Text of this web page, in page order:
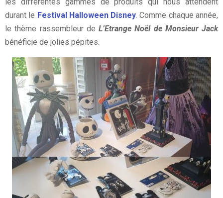
durant le Festival Halloween Disney . Comme chaque année,
le thème rassembleur de L’Etrange Noël de Monsieur Jack
bénéficie de jolies pépites.